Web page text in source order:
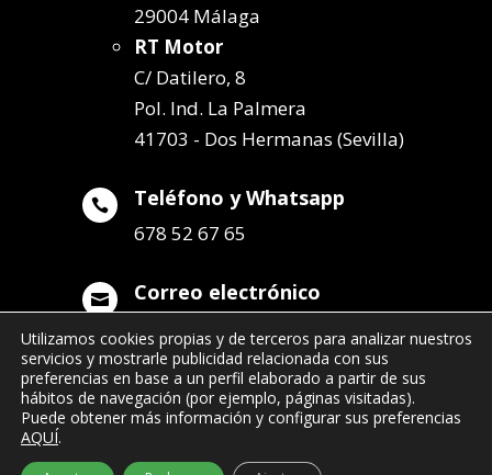
29004 Málaga
RT Motor
C/ Datilero, 8
Pol. Ind. La Palmera
41703 - Dos Hermanas (Sevilla)
 Teléfono y Whatsapp
678 52 67 65
 Correo electrónico
info@remolqueszabala.com
Utilizamos cookies propias y de terceros para analizar nuestros
servicios y mostrarle publicidad relacionada con sus
preferencias en base a un perfil elaborado a partir de sus
hábitos de navegación (por ejemplo, páginas visitadas).
Puede obtener más información y configurar sus preferencias
AQUÍ.